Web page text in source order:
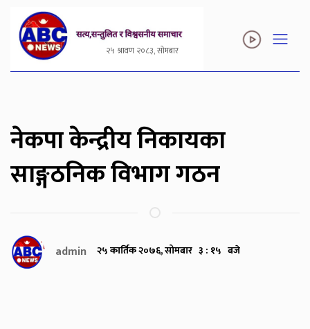
२५ श्रावण २०८३, सोमबार
नेकपा केन्द्रीय निकायका
साङ्गठनिक विभाग गठन
admin २५ कार्तिक २०७६, सोमबार ३ : १५ बजे